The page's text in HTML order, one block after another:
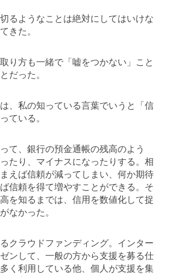
るようなことは絶対にしてはいけな
きた。
り方も一緒で「嘘をつかない」こと
だった。
、私の知っている言葉でいうと「信
ている。
て、銀行の預金通帳の残高のよう
たり、マイナスになったりする。相
えば信頼が減ってしまい、何か期待
信頼を得て増やすことができる。そ
を知るまでは、信用を数値化して捉
なかった。
クラウドファンディング。インター
ンして、一般の方から支援を募る仕
く利用している他、個人が支援を集